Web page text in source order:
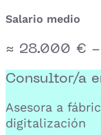
Salario medio
≈ 28.000 €
Consultor/a
Asesora a
digitalización